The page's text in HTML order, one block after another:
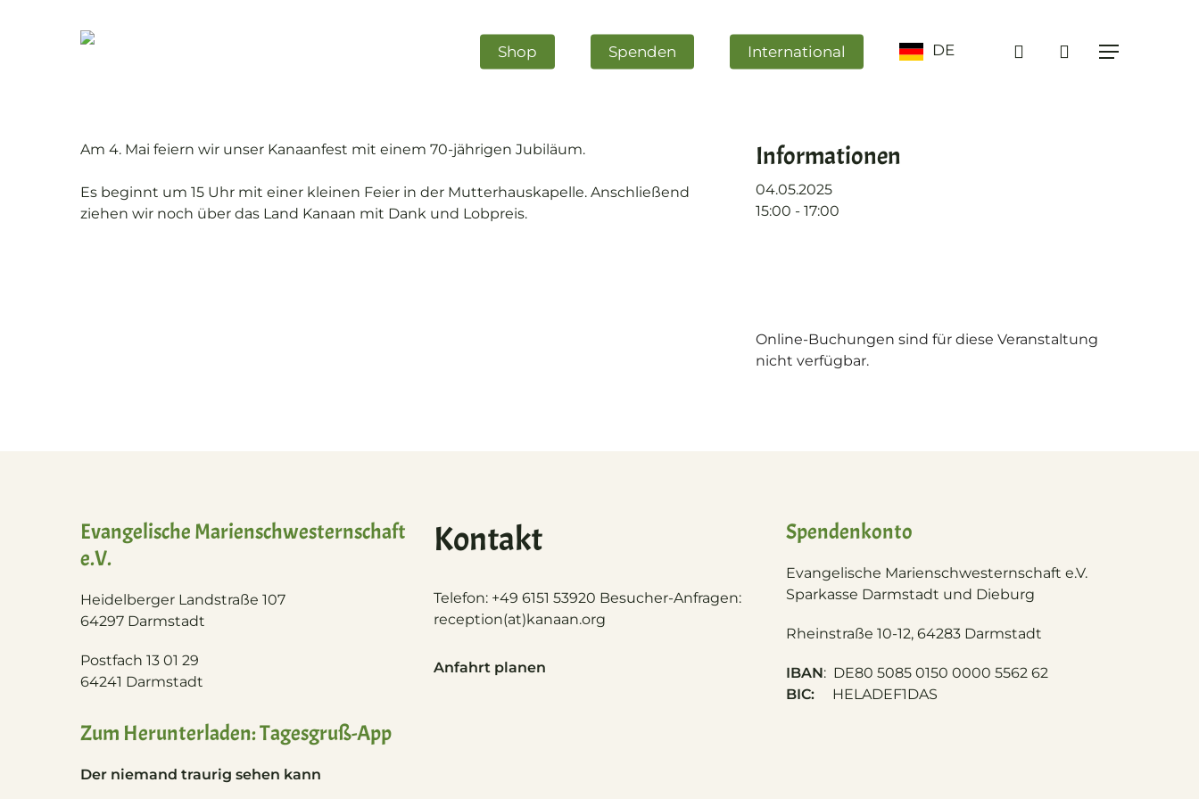
Shop Spenden International DE search Menü
Am 4. Mai feiern wir unser Kanaanfest mit einem 70-jährigen Jubiläum.
Es beginnt um 15 Uhr mit einer kleinen Feier in der Mutterhauskapelle. Anschließend
ziehen wir noch über das Land Kanaan mit Dank und Lobpreis.
Informationen
04.05.2025
15:00 - 17:00
Online-Buchungen sind für diese Veranstaltung
nicht verfügbar.
Evangelische Marienschwesternschaft
e.V.
Heidelberger Landstraße 107
64297 Darmstadt
Postfach 13 01 29
64241 Darmstadt
Zum Herunterladen: Tagesgruß-App
Der niemand traurig sehen kann
Kontakt
Telefon: +49 6151 53920 Besucher-Anfragen:
reception(at)kanaan.org
Anfahrt planen
Spendenkonto
Evangelische Marienschwesternschaft e.V.
Sparkasse Darmstadt und Dieburg
Rheinstraße 10-12, 64283 Darmstadt
IBAN: DE80 5085 0150 0000 5562 62
BIC: HELADEF1DAS